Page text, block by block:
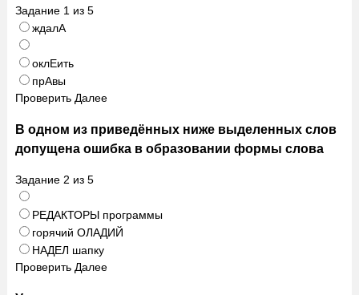
Задание 1 из 5
ждалА
оклЕить
прАвы
Проверить Далее
В одном из приведённых ниже выделенных слов
допущена ошибка в образовании формы слова
Задание 2 из 5
РЕДАКТОРЫ программы
горячий ОЛАДИЙ
НАДЕЛ шапку
Проверить Далее